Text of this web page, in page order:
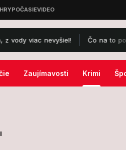
nevyšiel! Čo na to povie
Zaujímavosti Krimi